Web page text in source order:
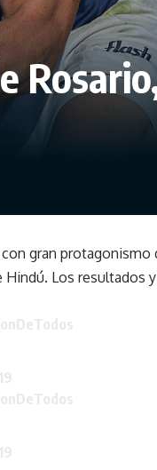
gran protagonismo
Los resultados